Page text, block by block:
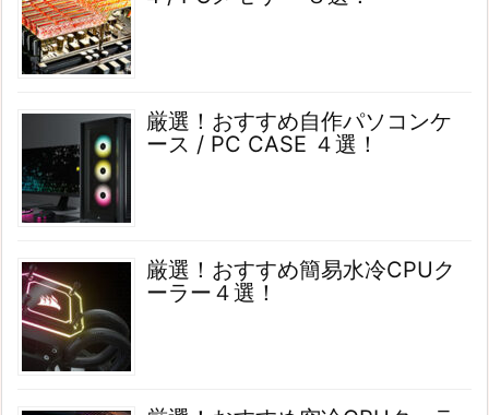
厳選！おすすめ自作パソコンケ
ース / PC CASE ４選！
厳選！おすすめ簡易水冷CPUク
ーラー４選！